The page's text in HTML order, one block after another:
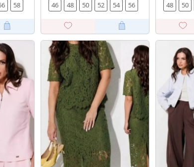
58
46
48 50 52 54 56
48
50